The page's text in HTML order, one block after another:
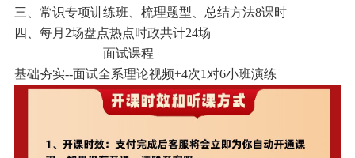
三、常识专项讲练班、梳理题型、总结方法8课时
四、每月2场盘点热点时政共计24场
———————面试课程————————
基础夯实--面试全系理论视频+4次1对6小班演练